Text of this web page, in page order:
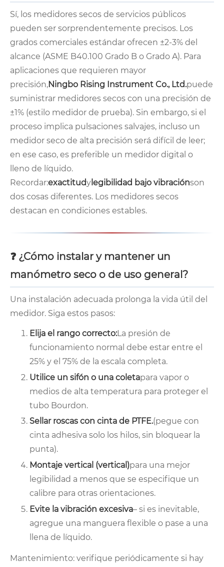
Sí, los medidores secos de servicios públicos
pueden ser sorprendentemente precisos. Los
grados comerciales estándar ofrecen ±2-3% del
alcance (ASME B40.100 Grado B o Grado A). Para
aplicaciones que requieren mayor
precisión,Ningbo Rising Instrument Co., Ltd.puede
suministrar medidores secos con una precisión de
±1% (estilo medidor de prueba). Sin embargo, si el
proceso implica pulsaciones salvajes, incluso un
medidor seco de alta precisión será difícil de leer;
en ese caso, es preferible un medidor digital o
lleno de líquido.
Recordar:exactitudy legibilidad bajo vibraciónson
dos cosas diferentes. Los medidores secos
destacan en condiciones estables.
❓ ¿Cómo instalar y mantener un
manómetro seco o de uso general?
Una instalación adecuada prolonga la vida útil del
medidor. Siga estos pasos:
Elija el rango correcto:La presión de
funcionamiento normal debe estar entre el
25% y el 75% de la escala completa.
Utilice un sifón o una coletapara vapor o
medios de alta temperatura para proteger el
tubo Bourdon.
Sellar roscas con cinta de PTFE.(pegue con
cinta adhesiva solo los hilos, sin bloquear la
punta).
Montaje vertical (vertical)para una mejor
legibilidad a menos que se especifique un
calibre para otras orientaciones.
Evite la vibración excesiva– si es inevitable,
agregue una manguera flexible o pase a una
llena de líquido.
Mantenimiento: verifique periódicamente si hay